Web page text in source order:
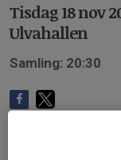
Tisdag 18 nov
Ulvahallen
Samling: 20:30